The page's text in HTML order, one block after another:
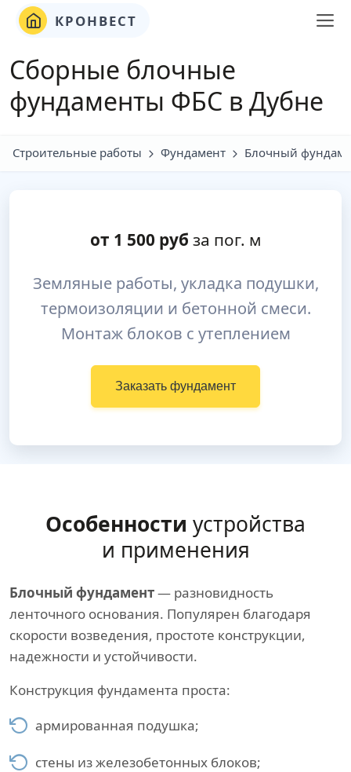
КРОНВЕСТ
Сборные блочные
фундаменты ФБС в Дубне
Строительные работы Фундамент Блочный
от 1 500руб за пог. м
Земляные работы, укладка подушки,
термоизоляции и бетонной смеси.
Монтаж блоков с утеплением
Заказать фундамент
Особенности устройства
и применения
Блочный фундамент— разновидность
ленточного основания. Популярен благодаря
скорости возведения, простоте конструкции,
надежности и устойчивости.
Конструкция фундамента проста:
армированная подушка;
стены из железобетонных блоков;